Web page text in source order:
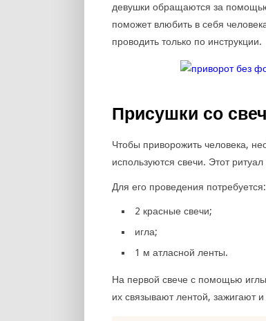
девушки обращаются за
поможет влюбить в себя
проводить только по инструкции.
Присушки со
Чтобы приворожить человека,
используются свечи. Этот
Для его проведения потребуется:
2 красные свечи;
игла;
1 м атласной ленты.
На первой свече с помощью
их связывают лентой, зажигают и